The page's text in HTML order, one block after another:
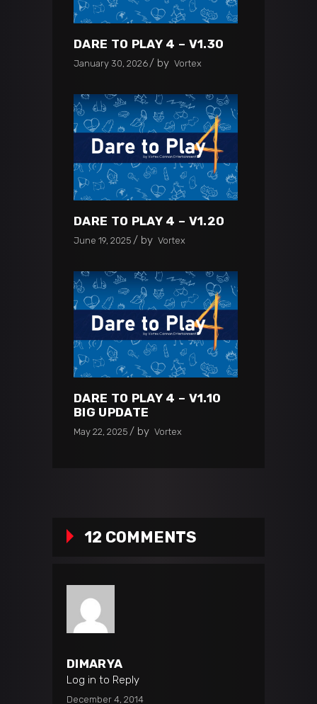
DARE TO PLAY 4 – V1.30
January 30, 2026 by Vortex
DARE TO PLAY 4 – V1.20
June 19, 2025 by Vortex
DARE TO PLAY 4 – V1.10
BIG UPDATE
May 22, 2025 by Vortex
12 COMMENTS
DIMARYA
Log in to Reply
December 4, 2014